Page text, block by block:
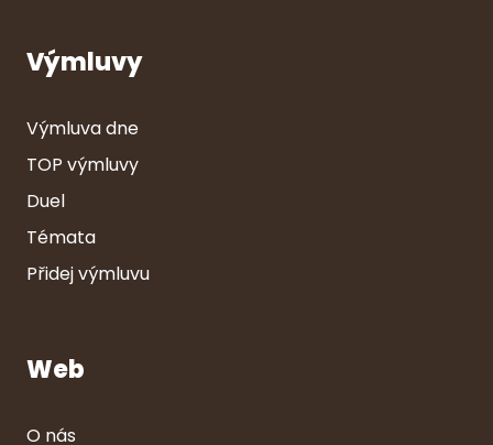
Výmluvy
Výmluva dne
TOP výmluvy
Duel
Témata
Přidej výmluvu
Web
O nás